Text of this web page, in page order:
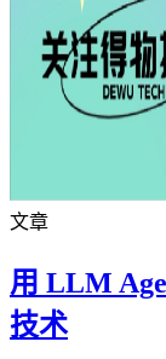
文章
用 LLM
技术